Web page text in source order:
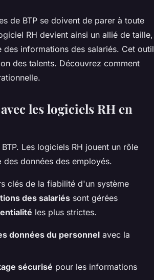
de BTP se doivent de parer à toute
RH devient ainsi un allié de taille,
informations des salariés. Cet outil
des talents. Découvrez comment
les logiciels RH en
Les logiciels RH jouent un rôle
des données des employés.
clés de la fiabilité d'un système
des salariés sont gérées
les plus strictes.
données du personnel avec la
sécurisé pour les informations